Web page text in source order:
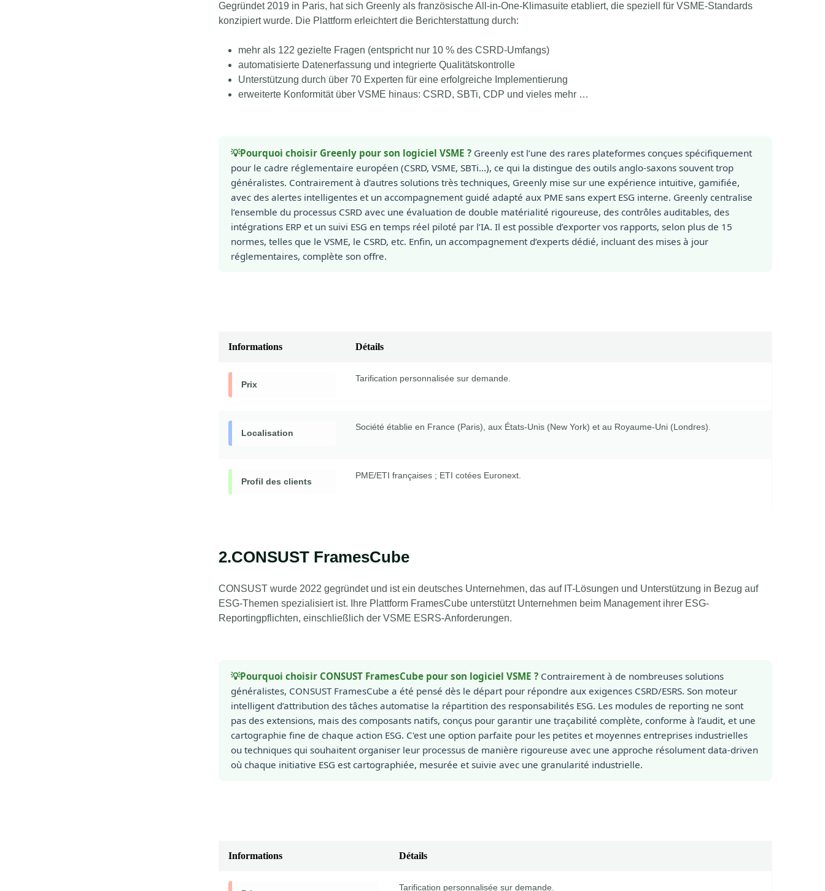
Gegründet 2019 in Paris, hat sich Greenly als französische All-in-One-Klimasuite etabliert, die speziell für VSME-Standards
konzipiert wurde. Die Plattform erleichtert die Berichterstattung durch:
mehr als 122 gezielte Fragen (entspricht nur 10 % des CSRD-Umfangs)
automatisierte Datenerfassung und integrierte Qualitätskontrolle
Unterstützung durch über 70 Experten für eine erfolgreiche Implementierung
erweiterte Konformität über VSME hinaus: CSRD, SBTi, CDP und vieles mehr …
💡Pourquoi choisir Greenly pour son logiciel VSME ?Greenly est l’une des rares plateformes conçues spécifiquement
pour le cadre réglementaire européen (CSRD, VSME, SBTi...), ce qui la distingue des outils anglo-saxons souvent trop
généralistes. Contrairement à d'autres solutions très techniques, Greenly mise sur une expérience intuitive, gamifiée,
avec des alertes intelligentes et un accompagnement guidé adapté aux PME sans expert ESG interne. Greenly centralise
l’ensemble du processus CSRD avec une évaluation de double matérialité rigoureuse, des contrôles auditables, des
intégrations ERP et un suivi ESG en temps réel piloté par l’IA. Il est possible d’exporter vos rapports, selon plus de 15
normes, telles que le VSME, le CSRD, etc. Enfin, un accompagnement d’experts dédié, incluant des mises à jour
réglementaires, complète son offre.
Informations Détails
Prix
Tarification personnalisée sur demande.
Localisation
Société établie en France (Paris), aux États-Unis (New York) et au Royaume-Uni (Londres).
Profil des clients
PME/ETI françaises ; ETI cotées Euronext.
2.CONSUST FramesCube
CONSUST wurde 2022 gegründet und ist ein deutsches Unternehmen, das auf IT-Lösungen und Unterstützung in Bezug auf
ESG-Themen spezialisiert ist. Ihre Plattform FramesCube unterstützt Unternehmen beim Management ihrer ESG-
Reportingpflichten, einschließlich der VSME ESRS-Anforderungen.
💡Pourquoi choisir CONSUST FramesCube pour son logiciel VSME ?Contrairement à de nombreuses solutions
généralistes, CONSUST FramesCube a été pensé dès le départ pour répondre aux exigences CSRD/ESRS. Son moteur
intelligent d’attribution des tâches automatise la répartition des responsabilités ESG. Les modules de reporting ne sont
pas des extensions, mais des composants natifs, conçus pour garantir une traçabilité complète, conforme à l’audit, et une
cartographie fine de chaque action ESG. C'est une option parfaite pour les petites et moyennes entreprises industrielles
ou techniques qui souhaitent organiser leur processus de manière rigoureuse avec une approche résolument data-driven
où chaque initiative ESG est cartographiée, mesurée et suivie avec une granularité industrielle.
Informations Détails
Tarification personnalisée sur demande.